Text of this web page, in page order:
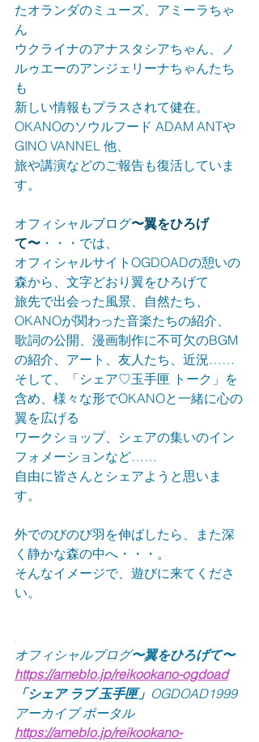
たオランダのミューズ、アミーラちゃ
ん
ウクライナのアナスタシアちゃん、ノ
ルゥエーのアンジェリーナちゃんたち
も
新しい情報もプラスされて健在。
OKANOのソウルフード ADAM ANTや
GINO VANNEL 他、
旅や講演などのご報告も復活していま
す。
オフィシャルブログ〜翼をひろげ
て〜 ・・・では、
オフィシャルサイトOGDOADの憩いの
森から、文字どおり翼をひろげて
旅先で出会った風景、自然たち、
OKANOが関わった音楽たちの紹介、
歌詞の公開、漫画制作に不可欠のBGM
の紹介、アート、友人たち、近況……
そして、「シェア♡玉手匣 トーク」を
含め、様々な形でOKANOと一緒に心の
翼を広げる
ワークショップ、シェアの集いのイン
フォメーションなど……
自由に皆さんとシェアようと思いま
す。
外でのびのび羽を伸ばしたら、また深
く静かな森の中へ・・・。
そんなイメージで、遊びに来てくださ
い。
オフィシャルブログ〜翼をひろげて〜
https://ameblo.jp/reikookano-ogdoad
「シェア ラブ 玉手匣」 OGDOAD1999
アーカイブ ポータル
https://ameblo.jp/reikookano-